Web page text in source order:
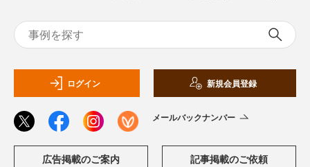
ログイン 新規会員登録
メールバックナンバー
広告掲載のご案内 記事掲載のご依頼